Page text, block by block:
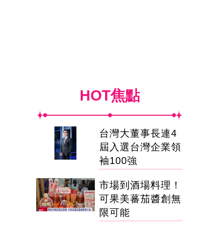
HOT焦點
台灣大董事長連4
屆入選台灣企業領
袖100強
市場到酒場料理！
可果美蕃茄醬創無
限可能